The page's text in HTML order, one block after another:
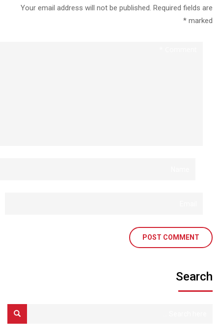
Your email address will not be published. Required fields are
marked
*
Search